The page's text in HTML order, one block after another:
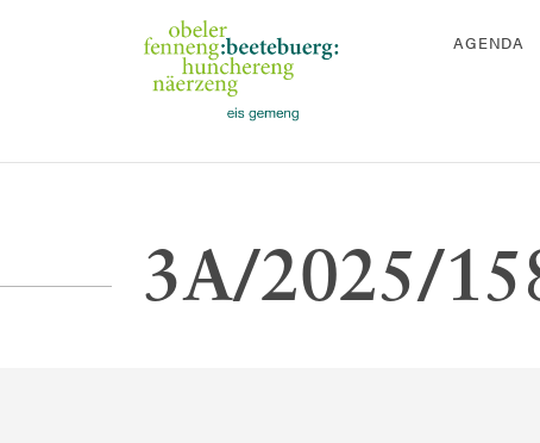
AGENDA
3A/2025/